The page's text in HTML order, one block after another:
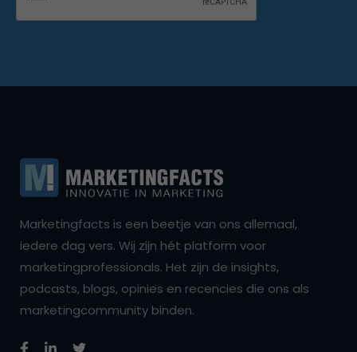
Marketingfacts is een beetje van ons allemaal,
iedere dag vers. Wij zijn hét platform voor
marketingprofessionals. Het zijn de insights,
podcasts, blogs, opinies en recencies die ons als
marketingcommunity binden.